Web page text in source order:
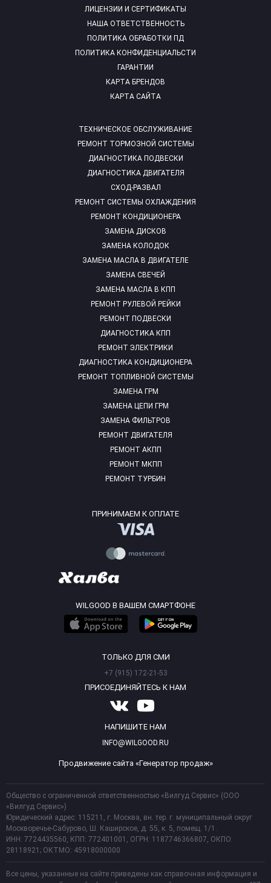
ТЕХНИЧЕСКОЕ ОБСЛУЖИВАНИЕ
РЕМОНТ ТОРМОЗНОЙ СИСТЕМЫ
ДИАГНОСТИКА ПОДВЕСКИ
ДИАГНОСТИКА ДВИГАТЕЛЯ
СХОД-РАЗВАЛ
РЕМОНТ СИСТЕМЫ ОХЛАЖДЕНИЯ
РЕМОНТ КОНДИЦИОНЕРА
ЗАМЕНА ДИСКОВ
ЗАМЕНА КОЛОДОК
ЗАМЕНА МАСЛА В ДВИГАТЕЛЕ
ЗАМЕНА СВЕЧЕЙ
ЗАМЕНА МАСЛА В КПП
РЕМОНТ РУЛЕВОЙ РЕЙКИ
РЕМОНТ ПОДВЕСКИ
ДИАГНОСТИКА КПП
РЕМОНТ ЭЛЕКТРИКИ
ДИАГНОСТИКА КОНДИЦИОНЕРА
РЕМОНТ ТОПЛИВНОЙ СИСТЕМЫ
ЗАМЕНА ГРМ
ЗАМЕНА ЦЕПИ ГРМ
ЗАМЕНА ФИЛЬТРОВ
РЕМОНТ ДВИГАТЕЛЯ
РЕМОНТ АКПП
РЕМОНТ МКПП
РЕМОНТ ТУРБИН
ЛИЦЕНЗИИ И СЕРТИФИКАТЫ
НАША ОТВЕТСТВЕННОСТЬ
ПОЛИТИКА ОБРАБОТКИ ПД
ПОЛИТИКА КОНФИДЕНЦИАЛЬСТИ
ГАРАНТИИ
КАРТА БРЕНДОВ
КАРТА САЙТА
ПРИНИМАЕМ К ОПЛАТЕ
WILGOOD В ВАШЕМ СМАРТФОНЕ
ТОЛЬКО ДЛЯ СМИ
+7 (915) 172-21-53
ПРИСОЕДИНЯЙТЕСЬ К НАМ
НАПИШИТЕ НАМ
INFO@WILGOOD.RU
Продвижение сайта «Генератор продаж»
Общество с ограниченной ответственностью «Вилгуд Сервис» (ООО
«Вилгуд Сервис»)
Юридический адрес: 115211, г. Москва, вн. тер. г. муниципальный округ
Москворечье-Сабурово, Ш. Каширское, д. 55, к. 5, помещ. 1/1.
ИНН: 7724435560, КПП: 772401001, ОГРН: 1187746366807, ОКПО:
28118921; ОКТМО: 45918000000
Все цены, указанные на сайте приведены как справочная информация и